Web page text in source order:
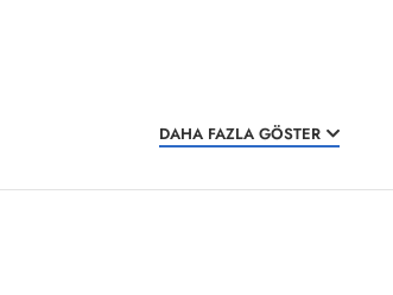
DAHA FAZLA GÖSTER